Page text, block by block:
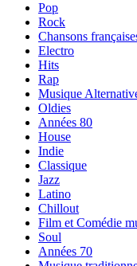
Pop
Rock
Chansons
Electro
Hits
Rap
Musique
Oldies
Années 80
House
Indie
Classique
Jazz
Latino
Chillout
Film et Comédie
Soul
Années 70